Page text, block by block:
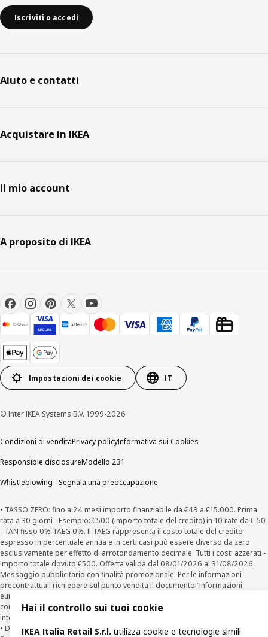
Iscriviti o accedi
Aiuto e contatti
Acquistare in IKEA
Il mio account
A proposito di IKEA
Impostazioni dei cookie IT
© Inter IKEA Systems B.V. 1999-2026
Condizioni di venditaPrivacy policyInformativa sui Cookies
Responsible disclosureModello 231
Whistleblowing - Segnala una preoccupazione
• TASSO ZERO: fino a 24 mesi importo finanziabile da €49 a €15.000. Prima
rata a 30 giorni - Esempio: €500 (importo totale del credito) in 10 rate da € 50
- TAN fisso 0% TAEG 0%. Il TAEG rappresenta il costo totale del credito
espresso in percentuale annua e in certi casi può essere diverso da zero
esclusivamente per effetto di arrotondamento decimale. Tutti i costi azzerati -
Importo totale dovuto €500. Offerta valida dal 08/01/2026 al 31/08/2026.
Messaggio pubblicitario con finalità promozionale. Per le informazioni
precontrattuali richiedere sul punto vendita il documento “Informazioni
europee di base sul credito ai consumatori” (SECCI) e copia del testo
contrattuale. Salvo approvazione della finanziaria per cui IKEA opera come
intermediario del credito non in esclusiva.
• Diritto di Ripensamento (recesso ex art. 125 ter T.U.B.) dal contratto di
Hai il controllo sui tuoi cookie
IKEA Italia Retail S.r.l. utilizza cookie e tecnologie simili